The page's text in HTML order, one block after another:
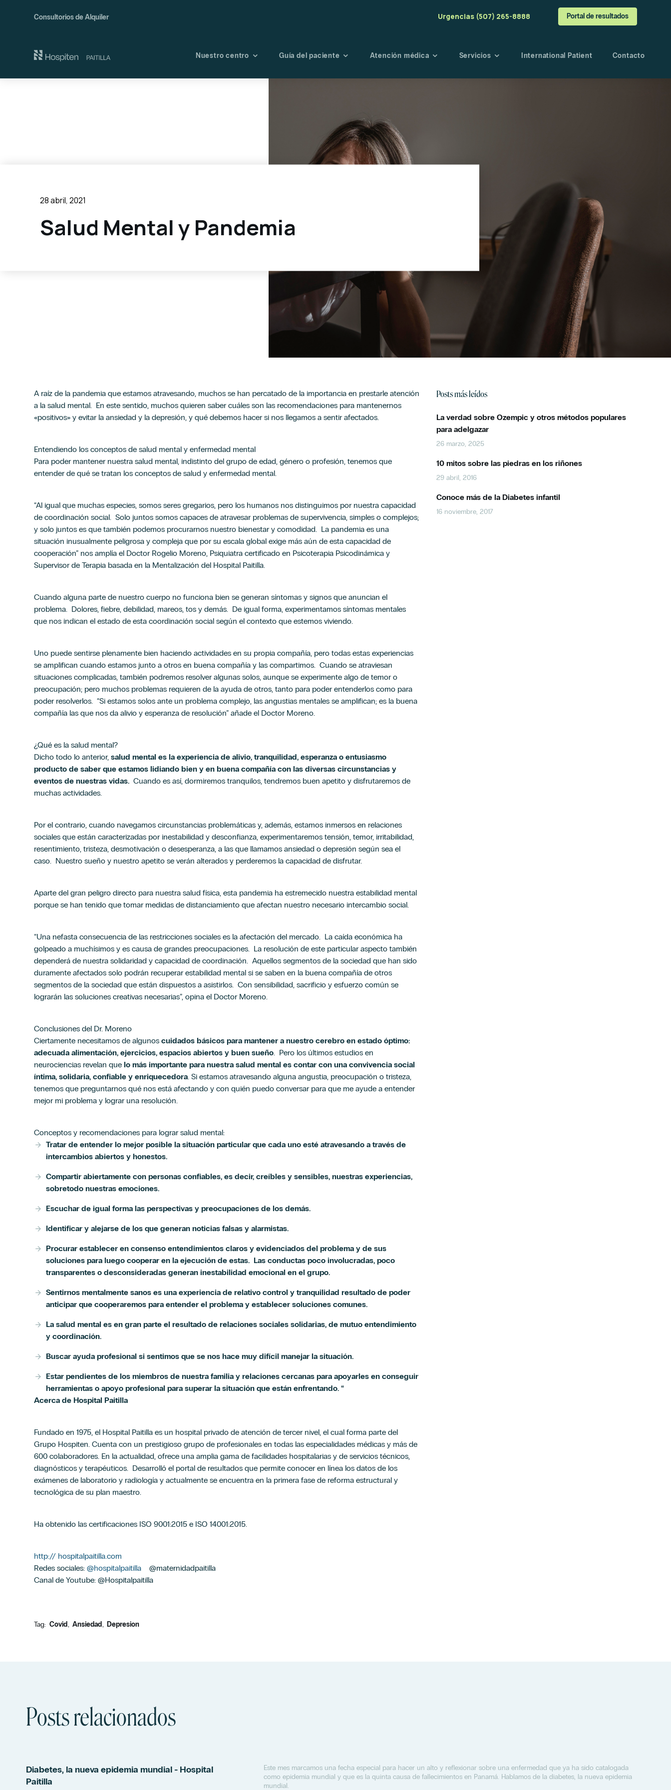
Consultorios de Alquiler Urgencias (507) 265-8888 Portal de resultados
Nuestro centro
Guía del paciente
Atención médica
rehabilitación
Urgencias
Planes preventivos
Servicios
Portal de resultados
International Patient Contacto
28 abril, 2021
Salud Mental y Pandemia
A raíz de la pandemia que estamos atravesando, muchos se han percatado de la importancia en prestarle atención
a la salud mental. En este sentido, muchos quieren saber cuáles son las recomendaciones para mantenernos
«positivos» y evitar la ansiedad y la depresión, y qué debemos hacer si nos llegamos a sentir afectados.
Entendiendo los conceptos de salud mental y enfermedad mental
Para poder mantener nuestra salud mental, indistinto del grupo de edad, género o profesión, tenemos que
entender de qué se tratan los conceptos de salud y enfermedad mental.
“Al igual que muchas especies, somos seres gregarios, pero los humanos nos distinguimos por nuestra capacidad
de coordinación social. Solo juntos somos capaces de atravesar problemas de supervivencia, simples o complejos;
y solo juntos es que también podemos procurarnos nuestro bienestar y comodidad. La pandemia es una
situación inusualmente peligrosa y compleja que por su escala global exige más aún de esta capacidad de
cooperación” nos amplía el Doctor Rogelio Moreno, Psiquiatra certificado en Psicoterapia Psicodinámica y
Supervisor de Terapia basada en la Mentalización del Hospital Paitilla.
Cuando alguna parte de nuestro cuerpo no funciona bien se generan síntomas y signos que anuncian el
problema. Dolores, fiebre, debilidad, mareos, tos y demás. De igual forma, experimentamos síntomas mentales
que nos indican el estado de esta coordinación social según el contexto que estemos viviendo.
Uno puede sentirse plenamente bien haciendo actividades en su propia compañía, pero todas estas experiencias
se amplifican cuando estamos junto a otros en buena compañía y las compartimos. Cuando se atraviesan
situaciones complicadas, también podremos resolver algunas solos, aunque se experimente algo de temor o
preocupación; pero muchos problemas requieren de la ayuda de otros, tanto para poder entenderlos como para
poder resolverlos. “Si estamos solos ante un problema complejo, las angustias mentales se amplifican; es la buena
compañía las que nos da alivio y esperanza de resolución” añade el Doctor Moreno.
¿Qué es la salud mental?
Dicho todo lo anterior, salud mental es la experiencia de alivio, tranquilidad, esperanza o entusiasmo
producto de saber que estamos lidiando bien y en buena compañía con las diversas circunstancias y
eventos de nuestras vidas. Cuando es así, dormiremos tranquilos, tendremos buen apetito y disfrutaremos de
muchas actividades.
Por el contrario, cuando navegamos circunstancias problemáticas y, además, estamos inmersos en relaciones
sociales que están caracterizadas por inestabilidad y desconfianza, experimentaremos tensión, temor, irritabilidad,
resentimiento, tristeza, desmotivación o desesperanza, a las que llamamos ansiedad o depresión según sea el
caso. Nuestro sueño y nuestro apetito se verán alterados y perderemos la capacidad de disfrutar.
Aparte del gran peligro directo para nuestra salud física, esta pandemia ha estremecido nuestra estabilidad mental
porque se han tenido que tomar medidas de distanciamiento que afectan nuestro necesario intercambio social.
“Una nefasta consecuencia de las restricciones sociales es la afectación del mercado. La caída económica ha
golpeado a muchísimos y es causa de grandes preocupaciones. La resolución de este particular aspecto también
dependerá de nuestra solidaridad y capacidad de coordinación. Aquellos segmentos de la sociedad que han sido
duramente afectados solo podrán recuperar estabilidad mental si se saben en la buena compañía de otros
segmentos de la sociedad que están dispuestos a asistirlos. Con sensibilidad, sacrificio y esfuerzo común se
lograrán las soluciones creativas necesarias”, opina el Doctor Moreno.
Conclusiones del Dr. Moreno
Ciertamente necesitamos de algunos cuidados básicos para mantener a nuestro cerebro en estado óptimo:
adecuada alimentación, ejercicios, espacios abiertos y buen sueño. Pero los últimos estudios en
neurociencias revelan que lo más importante para nuestra salud mental es contar con una convivencia social
íntima, solidaria, confiable y enriquecedora. Si estamos atravesando alguna angustia, preocupación o tristeza,
tenemos que preguntarnos qué nos está afectando y con quién puedo conversar para que me ayude a entender
mejor mi problema y lograr una resolución.
Conceptos y recomendaciones para lograr salud mental:
Tratar de entender lo mejor posible la situación particular que cada uno esté atravesando a través de
intercambios abiertos y honestos.
Compartir abiertamente con personas confiables, es decir, creíbles y sensibles, nuestras experiencias,
sobretodo nuestras emociones.
Escuchar de igual forma las perspectivas y preocupaciones de los demás.
Identificar y alejarse de los que generan noticias falsas y alarmistas.
Procurar establecer en consenso entendimientos claros y evidenciados del problema y de sus
soluciones para luego cooperar en la ejecución de estas. Las conductas poco involucradas, poco
transparentes o desconsideradas generan inestabilidad emocional en el grupo.
Sentirnos mentalmente sanos es una experiencia de relativo control y tranquilidad resultado de poder
anticipar que cooperaremos para entender el problema y establecer soluciones comunes.
La salud mental es en gran parte el resultado de relaciones sociales solidarias, de mutuo entendimiento
y coordinación.
Buscar ayuda profesional si sentimos que se nos hace muy difícil manejar la situación.
Estar pendientes de los miembros de nuestra familia y relaciones cercanas para apoyarles en conseguir
herramientas o apoyo profesional para superar la situación que están enfrentando. “
Acerca de Hospital Paitilla
Fundado en 1975, el Hospital Paitilla es un hospital privado de atención de tercer nivel, el cual forma parte del
Grupo Hospiten. Cuenta con un prestigioso grupo de profesionales en todas las especialidades médicas y más de
600 colaboradores. En la actualidad, ofrece una amplia gama de facilidades hospitalarias y de servicios técnicos,
diagnósticos y terapéuticos. Desarrolló el portal de resultados que permite conocer en línea los datos de los
exámenes de laboratorio y radiología y actualmente se encuentra en la primera fase de reforma estructural y
tecnológica de su plan maestro.
Ha obtenido las certificaciones ISO 9001:2015 e ISO 14001:2015.
http:// hospitalpaitilla.com
Redes sociales: @hospitalpaitilla @maternidadpaitilla
Canal de Youtube: @Hospitalpaitilla
Tag: Covid Ansiedad Depresion
Posts más leídos
La verdad sobre Ozempic y otros métodos populares
para adelgazar
26 marzo, 2025
10 mitos sobre las piedras en los riñones
29 abril, 2016
Conoce más de la Diabetes infantil
16 noviembre, 2017
Posts relacionados
Diabetes, la nueva epidemia mundial - Hospital
Paitilla
Este mes marcamos una fecha especial para hacer un alto y reflexionar sobre una enfermedad que ya ha sido catalogada
como epidemia mundial y que es la quinta causa de fallecimientos en Panamá. Hablamos de la diabetes, la nueva epidemia
mundial.